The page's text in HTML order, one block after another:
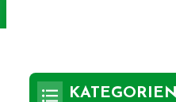
KATEGORIEN